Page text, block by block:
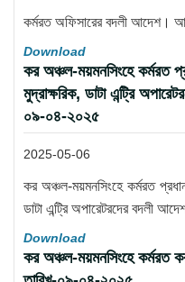
কর্মরত অফিসারের বদলী আদেশ।
Download
কর অঞ্চল-ময়মনসিংহে কর্মরত
মুদ্রাক্ষরিক, ডাটা এন্ট্রি
০৯-০৪-২০২৫
2025-05-06
কর অঞ্চল-ময়মনসিংহে কর্মরত
ডাটা এন্ট্রি অপারেটরদের বদলী
Download
কর অঞ্চল-ময়মনসিংহে কর্মরত